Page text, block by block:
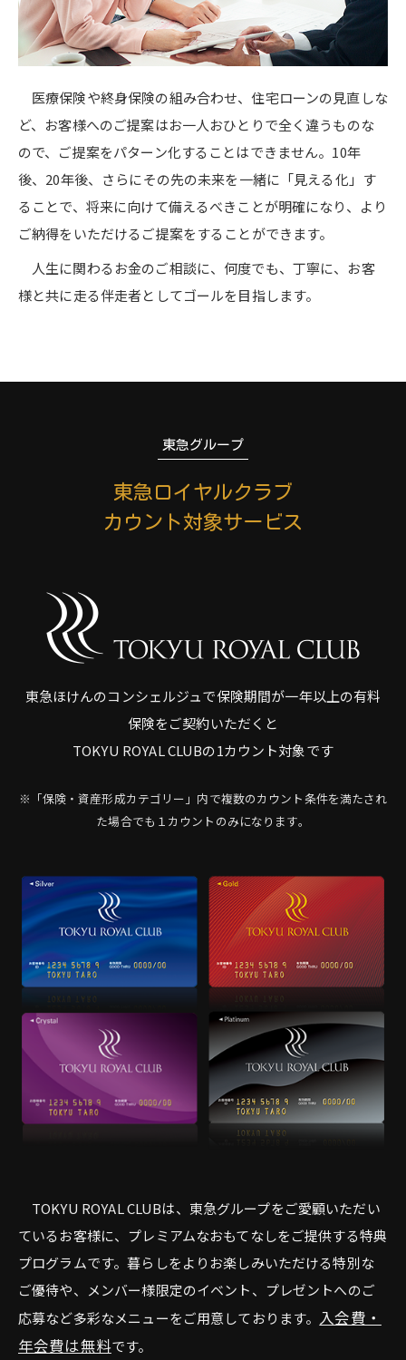
医療保険や終身保険の組み合わせ、住宅ローンの見直しな
ど、お客様へのご提案はお一人おひとりで全く違うものな
ので、ご提案をパターン化することはできません。10年
後、20年後、さらにその先の未来を一緒に「見える化」す
ることで、将来に向けて備えるべきことが明確になり、より
ご納得をいただけるご提案をすることができます。
人生に関わるお金のご相談に、何度でも、丁寧に、お客
様と共に走る伴走者としてゴールを目指します。
東急グループ
東急ロイヤルクラブ
カウント対象サービス
東急ほけんのコンシェルジュで保険期間が一年以上の有料
保険をご契約いただくと
TOKYU ROYAL CLUBの1カウント対象です
※「保険・資産形成カテゴリー」内で複数のカウント条件を満たされ
た場合でも１カウントのみになります。
TOKYU ROYAL CLUBは、東急グループをご愛顧いただい
ているお客様に、プレミアムなおもてなしをご提供する特典
プログラムです。暮らしをよりお楽しみいただける特別な
ご優待や、メンバー様限定のイベント、プレゼントへのご
応募など多彩なメニューをご用意しております。 入会費・
年会費は無料です。